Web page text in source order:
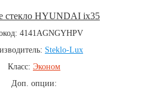
стекло HYUNDAI ix35
4141AGNGYHPV
Steklo-Lux
Класс: Эконом
Доп. опции: